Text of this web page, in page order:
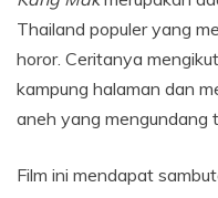
Thailand populer yang
horor. Ceritanya
kampung halaman dan
aneh yang mengundang
Film ini mendapat